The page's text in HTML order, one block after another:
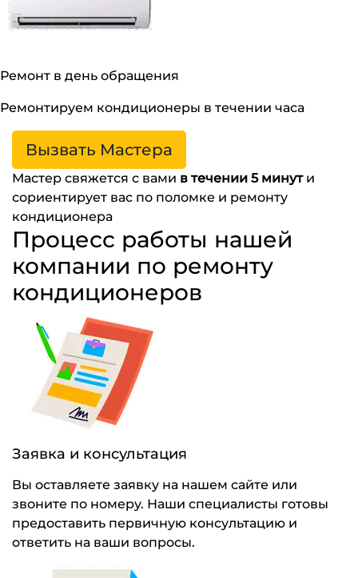
Ремонт в день обращения
Ремонтируем кондиционеры в течении часа
Вызвать Мастера
Мастер свяжется с вами в течении 5 минути
сориентирует вас по поломке и ремонту
кондиционера
Процесс работы нашей
компании по ремонту
кондиционеров
Заявка и консультация
Вы оставляете заявку на нашем сайте или
звоните по номеру. Наши специалисты готовы
предоставить первичную консультацию и
ответить на ваши вопросы.